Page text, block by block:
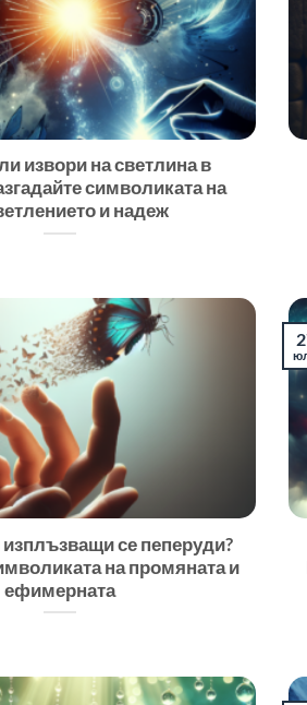
извори на светлина в
символиката на
и надеж
се пеперуди?
на промяната и
ефимерната